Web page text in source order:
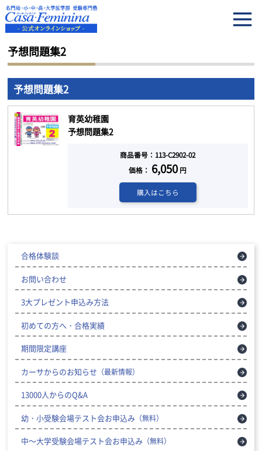
HOME 予想問題集2
予想問題集2
予想問題集2
育英幼稚園
予想問題集2
商品番号：113-C2902-02
価格： 6,050円
購入はこちら
合格体験談
お問い合わせ
3大プレゼント申込み方法
初めての方へ・合格実績
期間限定講座
カーサからのお知らせ （最新情報）
13000人からのQ&A
幼・小受験会場テスト会お申込み （無料）
中～大学受験会場テスト会お申込み （無料）